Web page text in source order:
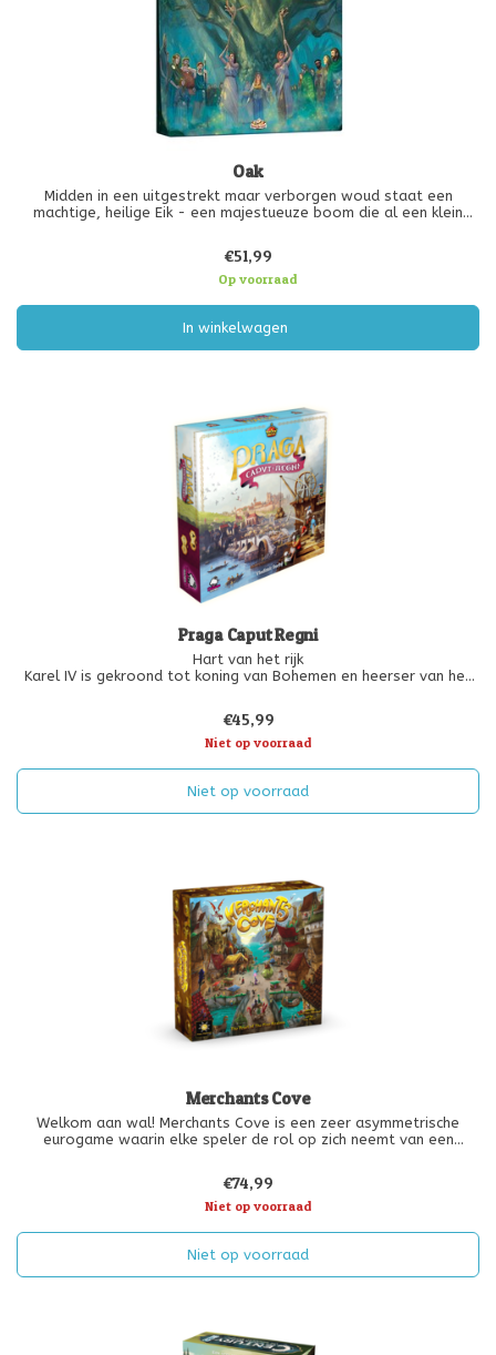
Oak
Midden in een uitgestrekt maar verborgen woud staat een
machtige, heilige Eik - een majestueuze boom die al een klein
€51,99
Op voorraad
In winkelwagen
Praga Caput Regni
Hart van het rijk
Karel IV is gekroond tot koning van Bohemen en heerser van het
Moldau, een universiteit en een kathedra
€45,99
Niet op voorraad
Niet op voorraad
Merchants Cove
Welkom aan wal! Merchants Cove is een zeer asymmetrische
eurogame waarin elke speler de rol op zich neemt van een
avonturiers bij de piere
€74,99
Niet op voorraad
Niet op voorraad